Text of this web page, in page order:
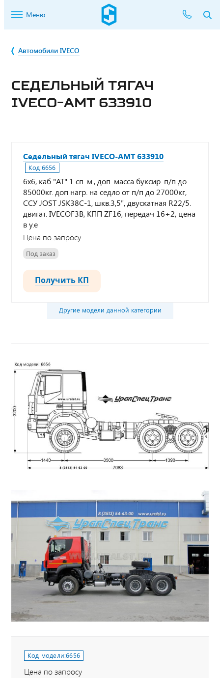
Меню
Автомобили IVECO
СЕДЕЛЬНЫЙ ТЯГАЧ
IVECO-AMT 633910
Седельный тягач IVECO-AMT 633910
Код:6656
6х6, каб "АТ" 1 сп. м., доп. масса буксир. п/п до
85000кг. доп нагр. на седло от п/п до 27000кг,
ССУ JOST JSК38С-1, шкв.3,5", двускатная R22/5.
двигат. IVECOF3В, КПП ZF16, передач 16+2, цена
в у.е
Цена по запросу
Под заказ
Получить КП
Другие модели данной категории
Код модели:6656
Цена по запросу